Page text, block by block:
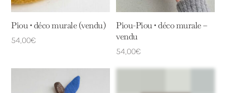
Piou • déco murale (vendu)
54,00€
Piou-Piou • déco murale –
vendu
54,00€